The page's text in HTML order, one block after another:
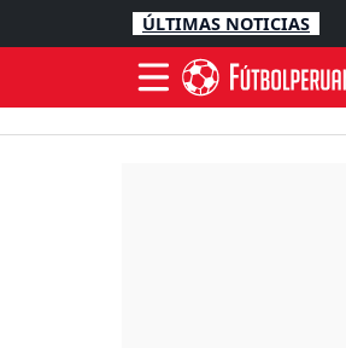
ÚLTIMAS NOTICIAS